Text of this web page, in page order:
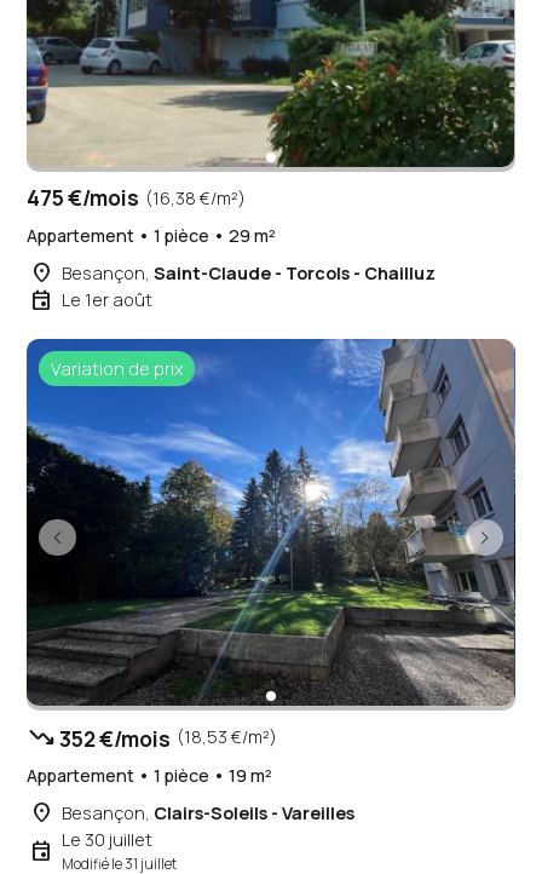
475 €/mois (16,38 €/m²)
Appartement • 1 pièce • 29 m²
place Besançon,Saint-Claude - Torcols - Chailluz
event Le 1er août
Variation de prix
trending_down352 €/mois (18,53 €/m²)
Appartement • 1 pièce • 19 m²
place Besançon, Clairs-Soleils - Vareilles
event Le 30 juillet
Modifié le 31 juillet